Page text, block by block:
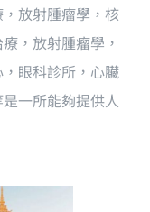
放射腫瘤學，核
，放射腫瘤學，
眼科診所，心臟
一所能夠提供人